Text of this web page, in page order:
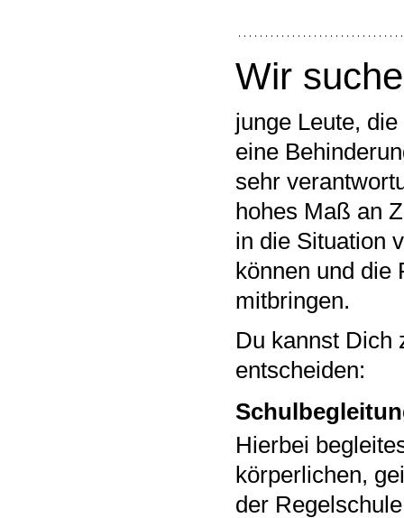
Wir
junge Leute,
eine
sehr
hohes Maß an
in die Situation
können und die
mitbringen.
Du kannst Dich
entscheiden:
Hierbei
körperlichen,
der